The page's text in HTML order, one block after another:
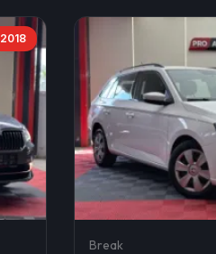
2018
Break